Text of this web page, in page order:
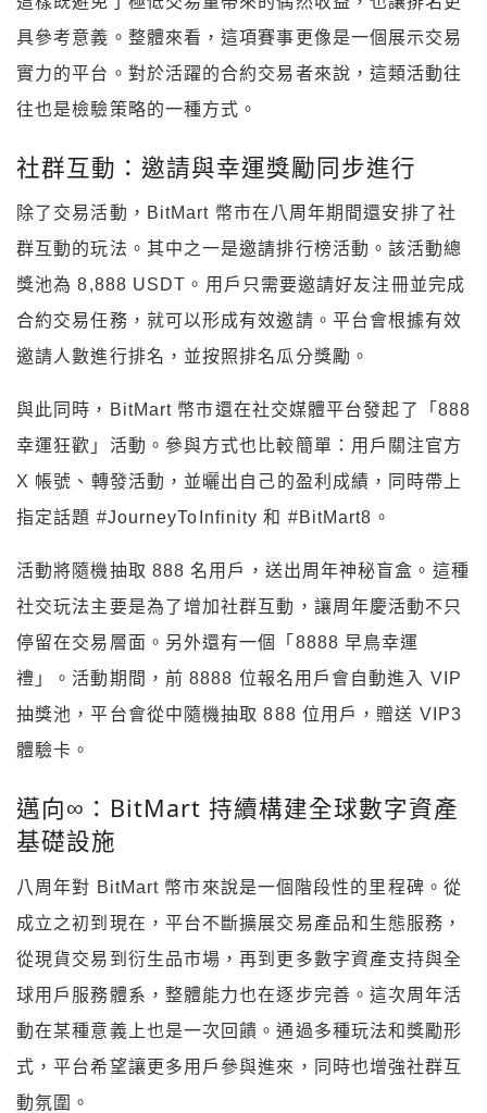
具參考意義。整體來看，這項賽事更像是一個展示交易
實力的平台。對於活躍的合約交易者來說，這類活動往
往也是檢驗策略的一種方式。
社群互動：邀請與幸運獎勵同步進行
除了交易活動，BitMart 幣市在八周年期間還安排了社
群互動的玩法。其中之一是邀請排行榜活動。該活動總
獎池為 8,888 USDT。用戶只需要邀請好友注冊並完成
合約交易任務，就可以形成有效邀請。平台會根據有效
邀請人數進行排名，並按照排名瓜分獎勵。
與此同時，BitMart 幣市還在社交媒體平台發起了「888
幸運狂歡」活動。參與方式也比較簡單：用戶關注官方
X 帳號、轉發活動，並曬出自己的盈利成績，同時帶上
指定話題 #JourneyToInfinity 和 #BitMart8。
活動將隨機抽取 888 名用戶，送出周年神秘盲盒。這種
社交玩法主要是為了增加社群互動，讓周年慶活動不只
停留在交易層面。另外還有一個「8888 早鳥幸運
禮」。活動期間，前 8888 位報名用戶會自動進入 VIP
抽獎池，平台會從中隨機抽取 888 位用戶，贈送 VIP3
體驗卡。
邁向∞：BitMart 持續構建全球數字資產
基礎設施
八周年對 BitMart 幣市來說是一個階段性的里程碑。從
成立之初到現在，平台不斷擴展交易產品和生態服務，
從現貨交易到衍生品市場，再到更多數字資產支持與全
球用戶服務體系，整體能力也在逐步完善。這次周年活
動在某種意義上也是一次回饋。通過多種玩法和獎勵形
式，平台希望讓更多用戶參與進來，同時也增強社群互
動氛圍。